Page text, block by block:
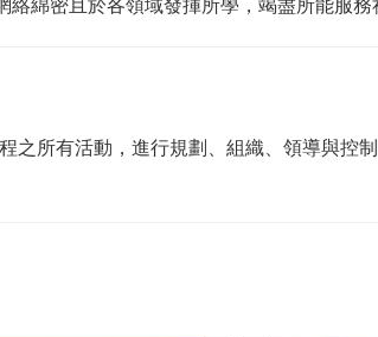
綿密且於各領域發揮所學，竭盡所能服務
所有活動，進行規劃、組織、領導與控